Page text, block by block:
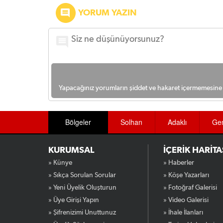
YORUM YAZIN
Yapacağınız yorumların şiddet ve hakaret
Bölgeler Solhan Adaklı
KURUMSAL
» Künye
» Sıkça Sorulan Sorular
» Yeni Üyelik Oluşturun
» Üye Girişi Yapın
» Şifrenizimi Unuttunuz
İÇERİK
» Haberler
» Köşe Yazarları
» Fotoğraf Galerisi
» Video Galerisi
» İhale İlanları